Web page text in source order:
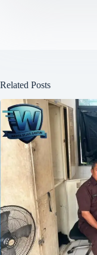
Related Posts